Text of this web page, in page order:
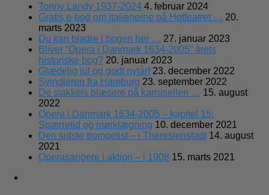
Tonny Landy 1937-2024 4. februar 2024
Gratis e-bog om italienerne på Hofteatret … 20.
marts 2023
Du kan bladre i bogen her … 27. januar 2023
Bliver “Opera i Danmark 1634-2005” årets
historiske bog? 20. januar 2023
Glædelig jul og godt nytår! 23. december 2022
Svindleren fra Hamburg 23. september 2022
De stakkels blæsere på karrusellen … 15. august
2022
Opera i Danmark 1634-2005 – kapitel 15:
Spærretid og mørklægning 10. december 2021
Den sidste trompetist – i Theresienstadt 14. august
2021
Operasangere i aktion – i 1908 15. marts 2021